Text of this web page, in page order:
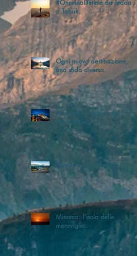
#Onceinalifetime da Jeddah
a Tabuk.
Ogni nuova destinazione,
una sfida diversa.
Tibet, alla scoperta del ''Tetto
del mondo''
Trivellato SocialArt 2018.
Minorca: l'isola delle
meraviglie.